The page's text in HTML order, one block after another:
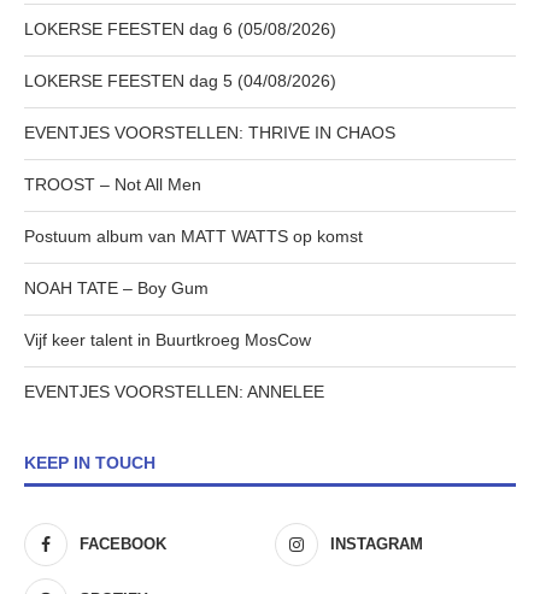
LOKERSE FEESTEN dag 6 (05/08/2026)
LOKERSE FEESTEN dag 5 (04/08/2026)
EVENTJES VOORSTELLEN: THRIVE IN CHAOS
TROOST – Not All Men
Postuum album van MATT WATTS op komst
NOAH TATE – Boy Gum
Vijf keer talent in Buurtkroeg MosCow
EVENTJES VOORSTELLEN: ANNELEE
KEEP IN TOUCH
FACEBOOK INSTAGRAM